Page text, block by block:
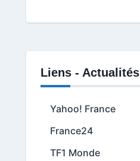
Liens - Actualités
Yahoo! France
France24
TF1 Monde